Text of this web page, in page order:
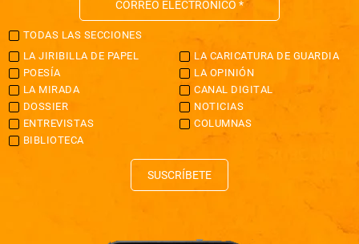
TODAS LAS SECCIONES
LA JIRIBILLA DE PAPEL
LA CARICATURA DE GUARDIA
POESÍA
LA OPINIÓN
LA MIRADA
CANAL DIGITAL
DOSSIER
NOTICIAS
ENTREVISTAS
COLUMNAS
BIBLIOTECA
SUSCRÍBETE